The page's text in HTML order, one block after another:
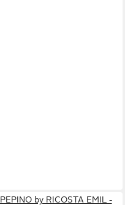
PEPINO by RICOSTA EMIL -